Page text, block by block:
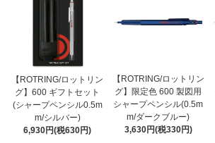
【ROTRING/ロットリン
グ】600 ギフトセット
(シャープペンシル0.5m
m/シルバー)
6,930円(税630円)
【ROTRING/ロットリン
グ】限定色 600 製図用
シャープペンシル(0.5m
m/ダークブルー)
3,630円(税330円)